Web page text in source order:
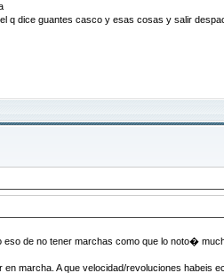
casco y esas cosas y salir
de no tener marchas como que lo noto�
marcha. A que velocidad/revoluciones habeis